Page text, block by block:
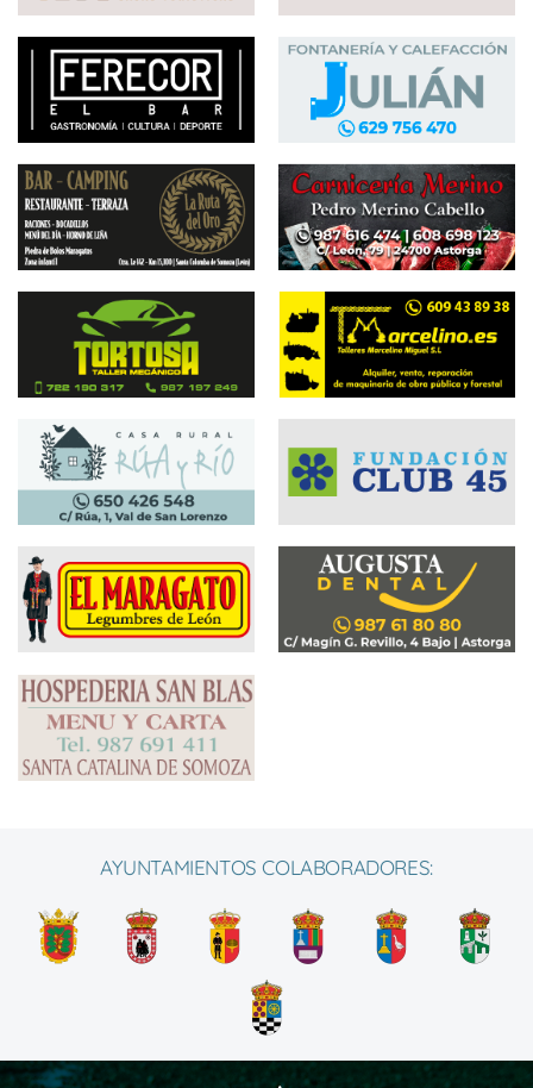
AYUNTAMIENTOS COLABORADORES: